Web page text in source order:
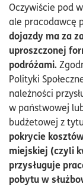
Oczywiście pod
ale pracodawcę
dojazdy ma za
uproszczonej
podróżami.
Polityki
należności
w państwowej
budżetowej z
pokrycie
miejskiej (czyli
przysługuje
pobytu w